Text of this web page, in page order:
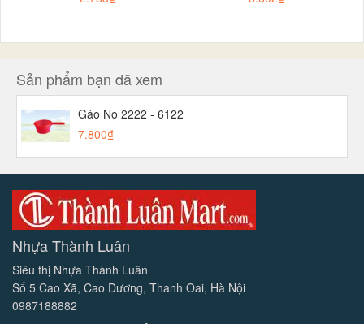
Sản phẩm bạn đã xem
Gáo No 2222 - 6122
7.800₫
Nhựa Thành Luân
Siêu thị Nhựa Thành Luân
Số 5 Cao Xã, Cao Dương, Thanh Oai, Hà Nội
0987188882